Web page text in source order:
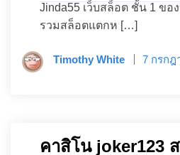
Jinda55 เว็บสล็อต ชั้น 1 ขอ
รวมสล็อตแตกห […]
Timothy White 7 กรกฎ
คาสิโน joker123